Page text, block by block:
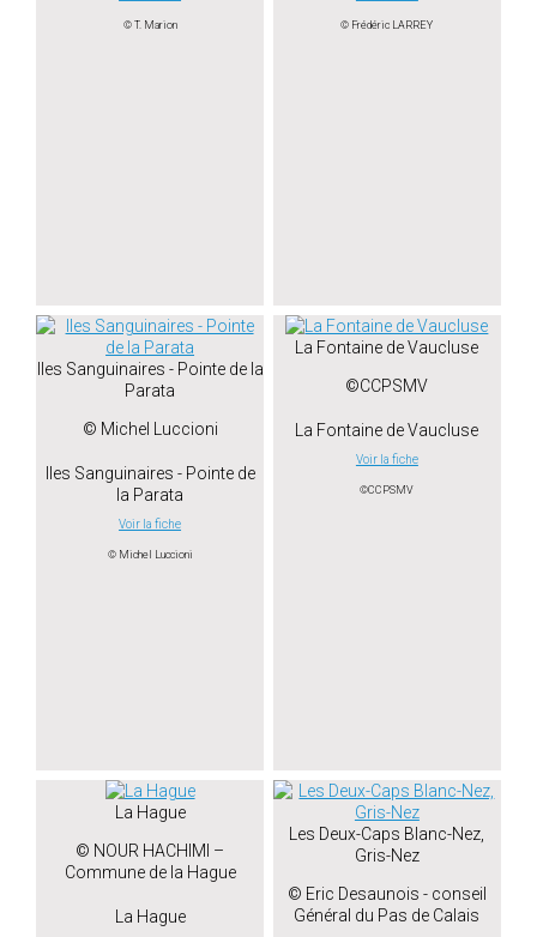
© T. Marion © Frédéric LARREY
Iles Sanguinaires - Pointe de la
Parata
© Michel Luccioni
Iles Sanguinaires - Pointe de
la Parata
Voir la fiche
© Michel Luccioni
La Fontaine de Vaucluse
©CCPSMV
La Fontaine de Vaucluse
Voir la fiche
©CCPSMV
La Hague
© NOUR HACHIMI –
Commune de la Hague
La Hague
Les Deux-Caps Blanc-Nez,
Gris-Nez
© Eric Desaunois - conseil
Général du Pas de Calais